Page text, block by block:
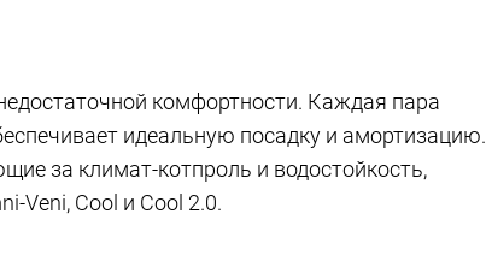
комфортности. Каждая пара
идеальную посадку и амортизацию.
за климат-котпроль и водостойкость,
Veni, Cool и Cool 2.0.